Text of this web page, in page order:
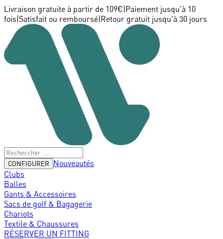
Livraison gratuite à partir de 109€ Paiement jusqu'à 10
fois Satisfait ou remboursé Retour gratuit jusqu'à 30 jours
CONFIGURER
Nouveautés
Clubs
Balles
Gants & Accessoires
Sacs de golf & Bagagerie
Chariots
Textile & Chaussures
RÉSERVER UN FITTING